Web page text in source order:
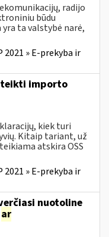
radijo
būdu
ta valstybė narė,
2021 » E-prekyba ir
importo
kiek turi
Kitaip tariant, už
atskira OSS
2021 » E-prekyba ir
nuotoline
ar